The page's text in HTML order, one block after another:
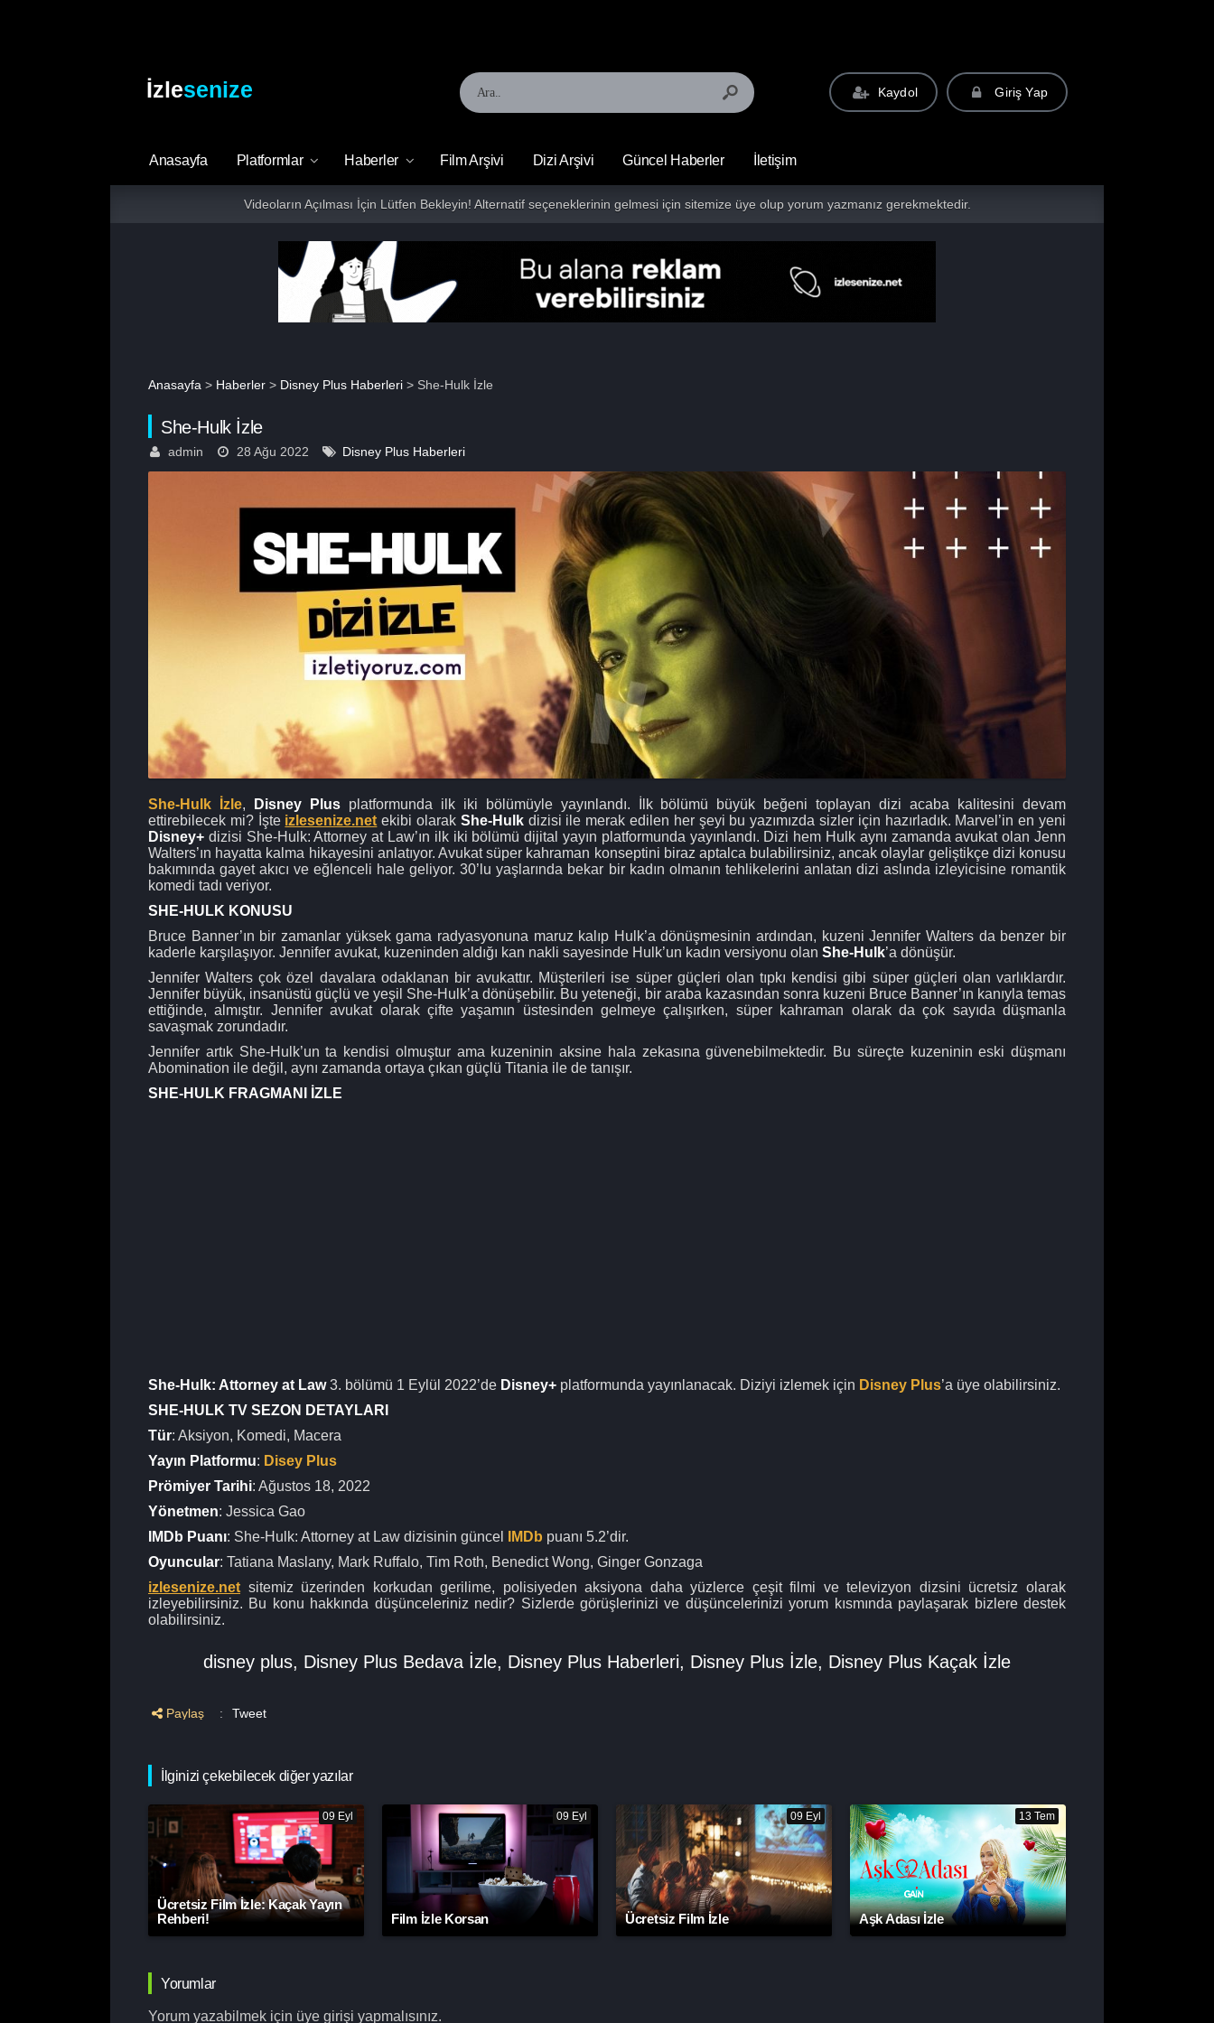
İzlesenize Kaydol Giriş Yap
Anasayfa Platformlar Haberler Film Arşivi Dizi Arşivi Güncel Haberler İletişim
Videoların Açılması İçin Lütfen Bekleyin! Alternatif seçeneklerinin gelmesi için sitemize üye olup yorum yazmanız gerekmektedir.
Anasayfa > Haberler > Disney Plus Haberleri > She-Hulk İzle
She-Hulk İzle
admin 28 Ağu 2022 Disney Plus Haberleri
She-Hulk İzle, Disney Plusplatformunda ilk iki bölümüyle yayınlandı. İlk bölümü büyük beğeni toplayan dizi acaba kalitesini devam
ettirebilecek mi? İşte izlesenize.net ekibi olarak She-Hulkdizisi ile merak edilen her şeyi bu yazımızda sizler için hazırladık. Marvel’in en yeni
Disney+ dizisi She-Hulk: Attorney at Law’ın ilk iki bölümü dijital yayın platformunda yayınlandı. Dizi hem Hulk aynı zamanda avukat olan Jenn
Walters’ın hayatta kalma hikayesini anlatıyor. Avukat süper kahraman konseptini biraz aptalca bulabilirsiniz, ancak olaylar geliştikçe dizi konusu
bakımında gayet akıcı ve eğlenceli hale geliyor. 30’lu yaşlarında bekar bir kadın olmanın tehlikelerini anlatan dizi aslında izleyicisine romantik
komedi tadı veriyor.
SHE-HULK KONUSU
Bruce Banner’ın bir zamanlar yüksek gama radyasyonuna maruz kalıp Hulk’a dönüşmesinin ardından, kuzeni Jennifer Walters da benzer bir
kaderle karşılaşıyor. Jennifer avukat, kuzeninden aldığı kan nakli sayesinde Hulk’un kadın versiyonu olan She-Hulk’a dönüşür.
Jennifer Walters çok özel davalara odaklanan bir avukattır. Müşterileri ise süper güçleri olan tıpkı kendisi gibi süper güçleri olan varlıklardır.
Jennifer büyük, insanüstü güçlü ve yeşil She-Hulk’a dönüşebilir. Bu yeteneği, bir araba kazasından sonra kuzeni Bruce Banner’ın kanıyla temas
ettiğinde, almıştır. Jennifer avukat olarak çifte yaşamın üstesinden gelmeye çalışırken, süper kahraman olarak da çok sayıda düşmanla
savaşmak zorundadır.
Jennifer artık She-Hulk’un ta kendisi olmuştur ama kuzeninin aksine hala zekasına güvenebilmektedir. Bu süreçte kuzeninin eski düşmanı
Abomination ile değil, aynı zamanda ortaya çıkan güçlü Titania ile de tanışır.
SHE-HULK FRAGMANI İZLE
She-Hulk: Attorney at Law3. bölümü 1 Eylül 2022’de Disney+ platformunda yayınlanacak. Diziyi izlemek için Disney Plus’a üye olabilirsiniz.
SHE-HULK TV SEZON DETAYLARI
Tür: Aksiyon, Komedi, Macera
Yayın Platformu: Disey Plus
Prömiyer Tarihi: Ağustos 18, 2022
Yönetmen: Jessica Gao
IMDb Puanı: She-Hulk: Attorney at Law dizisinin güncel IMDb puanı 5.2’dir.
Oyuncular: Tatiana Maslany, Mark Ruffalo, Tim Roth, Benedict Wong, Ginger Gonzaga
izlesenize.net sitemiz üzerinden korkudan gerilime, polisiyeden aksiyona daha yüzlerce çeşit filmi ve televizyon dizsini ücretsiz olarak
izleyebilirsiniz. Bu konu hakkında düşünceleriniz nedir? Sizlerde görüşlerinizi ve düşüncelerinizi yorum kısmında paylaşarak bizlere destek
olabilirsiniz.
disney plus, Disney Plus Bedava İzle, Disney Plus Haberleri, Disney Plus İzle, Disney Plus Kaçak İzle
Paylaş : Tweet
İlginizi çekebilecek diğer yazılar
09 Eyl
Ücretsiz Film İzle: Kaçak Yayın
Rehberi!
09 Eyl
Film İzle Korsan
09 Eyl
Ücretsiz Film İzle
13 Tem
Aşk Adası İzle
Yorumlar
Yorum yazabilmek için üye girişi yapmalısınız.